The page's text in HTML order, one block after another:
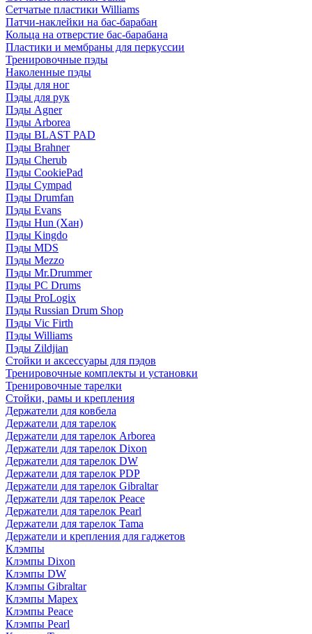
Сетчатые пластики Williams
Патчи-наклейки на бас-барабан
Кольца на отверстие бас-барабана
Пластики и мембраны для перкуссии
Тренировочные пэды
Наколенные пэды
Пэды для ног
Пэды для рук
Пэды Agner
Пэды Arborea
Пэды BLAST PAD
Пэды Brahner
Пэды Cherub
Пэды CookiePad
Пэды Cympad
Пэды Drumfan
Пэды Evans
Пэды Hun (Хан)
Пэды Kingdo
Пэды MDS
Пэды Mezzo
Пэды Mr.Drummer
Пэды PC Drums
Пэды ProLogix
Пэды Russian Drum Shop
Пэды Vic Firth
Пэды Williams
Пэды Zildjian
Стойки и аксессуары для пэдов
Тренировочные комплекты и установки
Тренировочные тарелки
Стойки, рамы и крепления
Держатели для ковбела
Держатели для тарелок
Держатели для тарелок Arborea
Держатели для тарелок Dixon
Держатели для тарелок DW
Держатели для тарелок PDP
Держатели для тарелок Gibraltar
Держатели для тарелок Peace
Держатели для тарелок Pearl
Держатели для тарелок Tama
Держатели и крепления для гаджетов
Клэмпы
Клэмпы Dixon
Клэмпы DW
Клэмпы Gibraltar
Клэмпы Mapex
Клэмпы Peace
Клэмпы Pearl